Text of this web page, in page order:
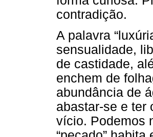
contradição.
A palavra
sensualidade,
de castidade,
enchem de
abundância de
abastar-se e ter
vício. Podemos